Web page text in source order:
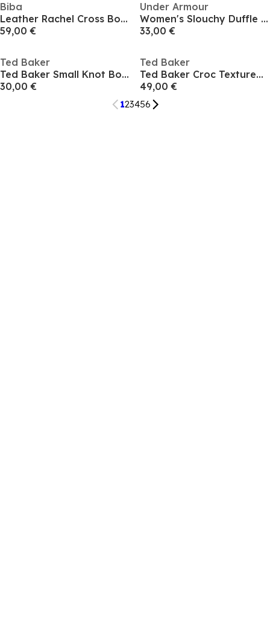
Biba
Leather Rachel Cross Body Bag
59,00 €
Under Armour
Women's Slouchy Duffle Bag
33,00 €
Ted Baker
Ted Baker Small Knot Bow Tote Bag
30,00 €
Ted Baker
Ted Baker Croc Textured Icon Tote Bag
49,00 €
123456